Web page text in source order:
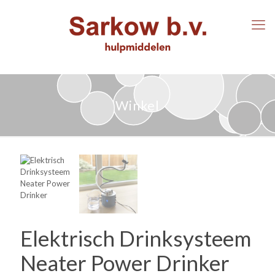
Winkel
Elektrisch Drinksysteem
Neater Power Drinker